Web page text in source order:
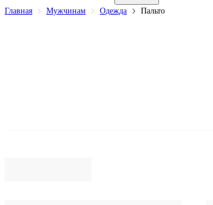
Главная Мужчинам Одежда Пальто